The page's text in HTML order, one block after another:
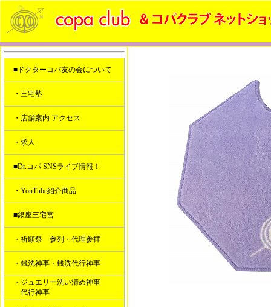
■ドクターコパ友の会について
・三宅塾
・店舗案内 アクセス
・求人
■Dr.コパ SNSライブ情報！
・YouTube紹介商品
■銀座三宅宮
・祈願祭 参列・代理参拝
・銭洗神事・銭洗代行神事
・ジュエリー洗い清め神事
代行神事